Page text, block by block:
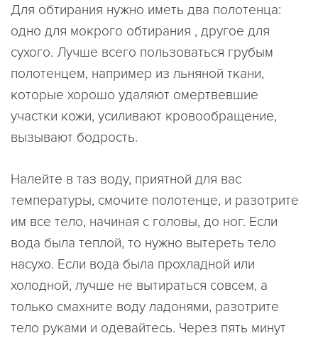
Для обтирания нужно иметь два полотенца:
одно для мокрого обтирания , другое для
сухого. Лучше всего пользоваться грубым
полотенцем, например из льняной ткани,
которые хорошо удаляют омертвевшие
участки кожи, усиливают кровообращение,
вызывают бодрость.
Налейте в таз воду, приятной для вас
температуры, смочите полотенце, и разотрите
им все тело, начиная с головы, до ног. Если
вода была теплой, то нужно вытереть тело
насухо. Если вода была прохладной или
холодной, лучше не вытираться совсем, а
только смахните воду ладонями, разотрите
тело руками и одевайтесь. Через пять минут